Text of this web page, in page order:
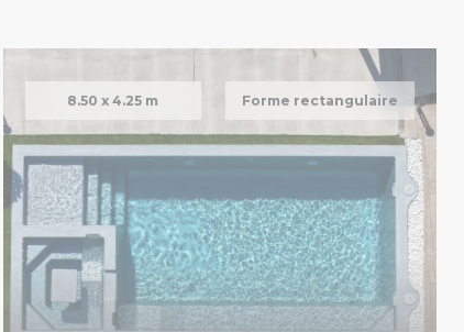
8.50 x 4.25 m Forme rectangulaire